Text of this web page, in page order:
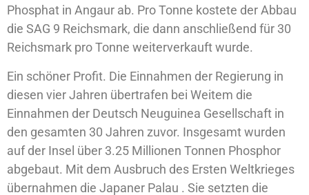
Phosphat in Angaur ab. Pro Tonne kostete der Abbau
die SAG 9 Reichsmark, die dann anschließend für 30
Reichsmark pro Tonne weiterverkauft wurde.
Ein schöner Profit. Die Einnahmen der Regierung in
diesen vier Jahren übertrafen bei Weitem die
Einnahmen der Deutsch Neuguinea Gesellschaft in
den gesamten 30 Jahren zuvor. Insgesamt wurden
auf der Insel über 3.25 Millionen Tonnen Phosphor
abgebaut. Mit dem Ausbruch des Ersten Weltkrieges
übernahmen die Japaner Palau . Sie setzten die